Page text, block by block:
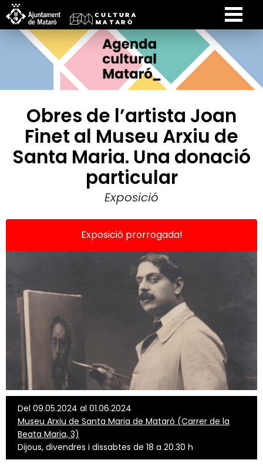
Obres de l’artista Joan
Finet al Museu Arxiu de
Santa Maria. Una donació
particular
Exposició
Exposició prorrogada!
Del 09.05.2024 al 01.06.2024
Museu Arxiu de Santa Maria de Mataró (Carrer de la
Beata Maria, 3)
Dijous, divendres i dissabtes de 18 a 20.30 h